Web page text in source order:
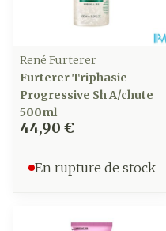
René Furterer
Furterer Triphasic
Progressive Sh A/chute
500ml
44,90 €
En rupture de stock